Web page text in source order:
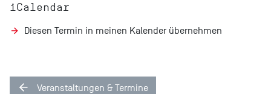
iCalendar
Diesen Termin in meinen Kalender übernehmen
Veranstaltungen & Termine